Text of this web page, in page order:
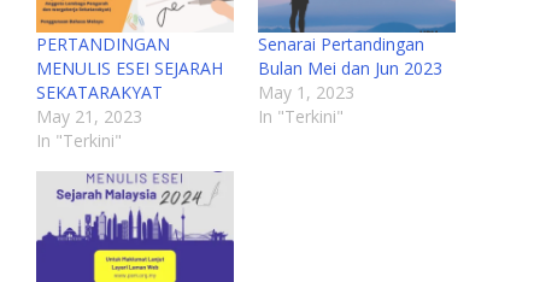
PERTANDINGAN
MENULIS ESEI SEJARAH
SEKATARAKYAT
May 21, 2023
In "Terkini"
Senarai Pertandingan
Bulan Mei dan Jun 2023
May 1, 2023
In "Terkini"